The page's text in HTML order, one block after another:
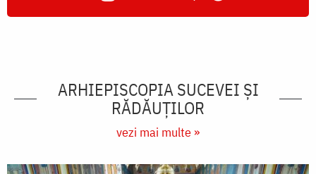
ARHIEPISCOPIA SUCEVEI ŞI
RĂDĂUŢILOR
vezi mai multe »